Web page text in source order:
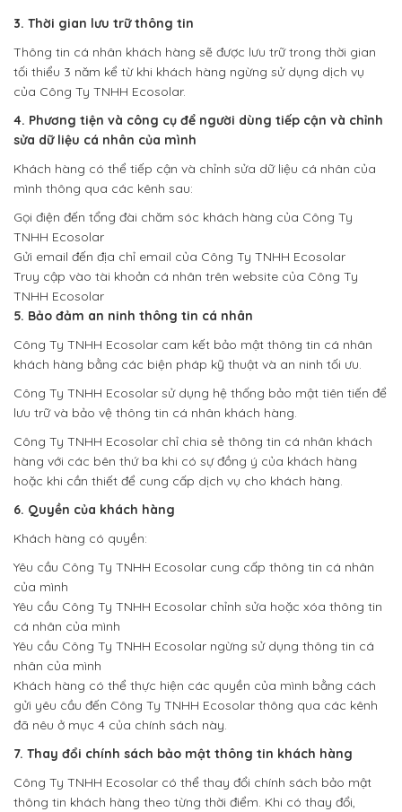
3. Thời gian lưu trữ thông tin
Thông tin cá nhân khách hàng sẽ được lưu trữ trong thời gian
tối thiểu 3 năm kể từ khi khách hàng ngừng sử dụng dịch vụ
của Công Ty TNHH Ecosolar.
4. Phương tiện và công cụ để người dùng tiếp cận và chỉnh
sửa dữ liệu cá nhân của mình
Khách hàng có thể tiếp cận và chỉnh sửa dữ liệu cá nhân của
mình thông qua các kênh sau:
Gọi điện đến tổng đài chăm sóc khách hàng của Công Ty
TNHH Ecosolar
Gửi email đến địa chỉ email của Công Ty TNHH Ecosolar
Truy cập vào tài khoản cá nhân trên website của Công Ty
TNHH Ecosolar
5. Bảo đảm an ninh thông tin cá nhân
Công Ty TNHH Ecosolar cam kết bảo mật thông tin cá nhân
khách hàng bằng các biện pháp kỹ thuật và an ninh tối ưu.
Công Ty TNHH Ecosolar sử dụng hệ thống bảo mật tiên tiến để
lưu trữ và bảo vệ thông tin cá nhân khách hàng.
Công Ty TNHH Ecosolar chỉ chia sẻ thông tin cá nhân khách
hàng với các bên thứ ba khi có sự đồng ý của khách hàng
hoặc khi cần thiết để cung cấp dịch vụ cho khách hàng.
6. Quyền của khách hàng
Khách hàng có quyền:
Yêu cầu Công Ty TNHH Ecosolar cung cấp thông tin cá nhân
của mình
Yêu cầu Công Ty TNHH Ecosolar chỉnh sửa hoặc xóa thông tin
cá nhân của mình
Yêu cầu Công Ty TNHH Ecosolar ngừng sử dụng thông tin cá
nhân của mình
Khách hàng có thể thực hiện các quyền của mình bằng cách
gửi yêu cầu đến Công Ty TNHH Ecosolar thông qua các kênh
đã nêu ở mục 4 của chính sách này.
7. Thay đổi chính sách bảo mật thông tin khách hàng
Công Ty TNHH Ecosolar có thể thay đổi chính sách bảo mật
thông tin khách hàng theo từng thời điểm. Khi có thay đổi,